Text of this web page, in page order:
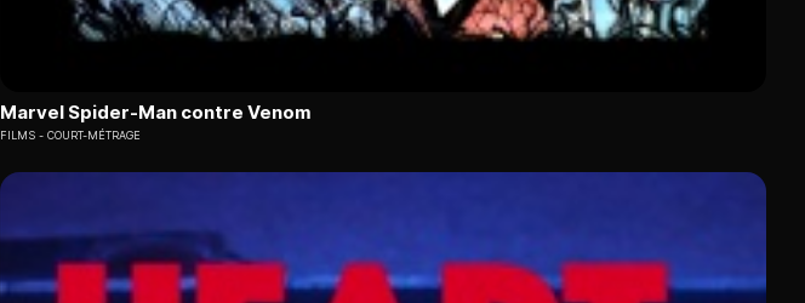
Marvel Spider-Man contre Venom
FILMS COURT-MÉTRAGE